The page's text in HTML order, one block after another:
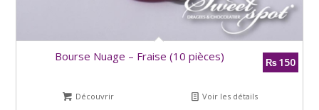
Bourse Nuage – Fraise (10 pièces) ₨150
Découvrir Voir les détails